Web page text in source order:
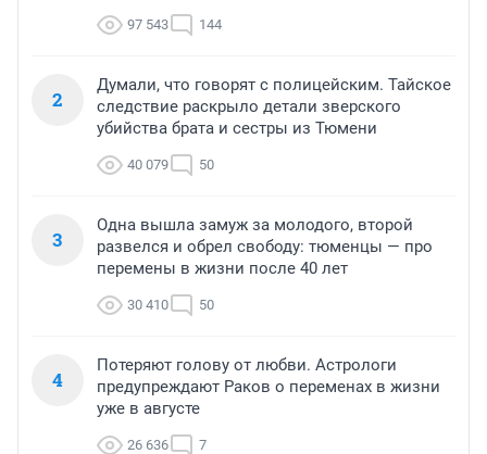
97 543 144
2
Думали, что говорят с полицейским. Тайское
следствие раскрыло детали зверского
убийства брата и сестры из Тюмени
40 079 50
3
Одна вышла замуж за молодого, второй
развелся и обрел свободу: тюменцы — про
перемены в жизни после 40 лет
30 410 50
4
Потеряют голову от любви. Астрологи
предупреждают Раков о переменах в жизни
уже в августе
26 636 7